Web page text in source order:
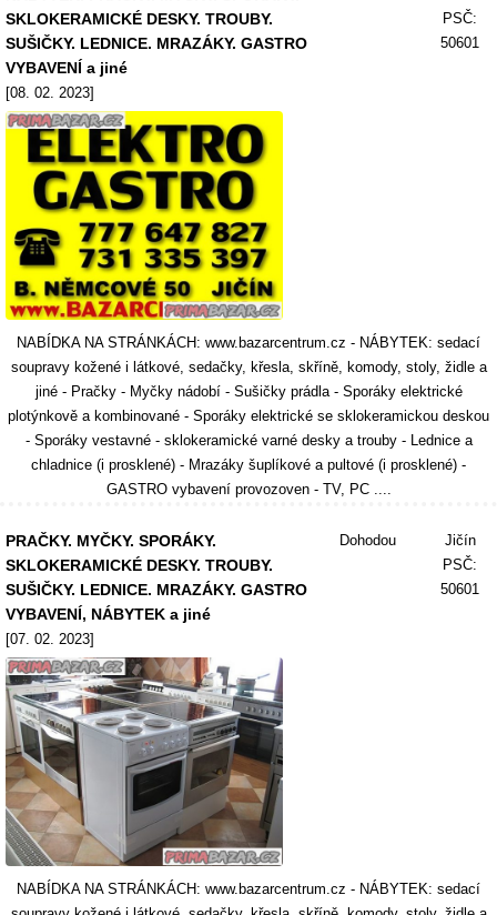
SKLOKERAMICKÉ DESKY. TROUBY.
SUŠIČKY. LEDNICE. MRAZÁKY. GASTRO
VYBAVENÍ a jiné
[08. 02. 2023]
PSČ:
50601
NABÍDKA NA STRÁNKÁCH: www.bazarcentrum.cz - NÁBYTEK: sedací
soupravy kožené i látkové, sedačky, křesla, skříně, komody, stoly, židle a
jiné - Pračky - Myčky nádobí - Sušičky prádla - Sporáky elektrické
plotýnkově a kombinované - Sporáky elektrické se sklokeramickou deskou
- Sporáky vestavné - sklokeramické varné desky a trouby - Lednice a
chladnice (i prosklené) - Mrazáky šuplíkové a pultové (i prosklené) -
GASTRO vybavení provozoven - TV, PC ....
PRAČKY. MYČKY. SPORÁKY.
SKLOKERAMICKÉ DESKY. TROUBY.
SUŠIČKY. LEDNICE. MRAZÁKY. GASTRO
VYBAVENÍ, NÁBYTEK a jiné
[07. 02. 2023]
Dohodou
Jičín
PSČ:
50601
NABÍDKA NA STRÁNKÁCH: www.bazarcentrum.cz - NÁBYTEK: sedací